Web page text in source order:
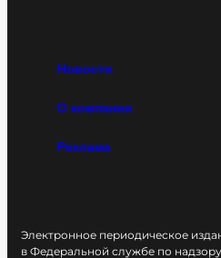
Новости
О компании
Реклама
Электронное периодическое
в Федеральной службе по